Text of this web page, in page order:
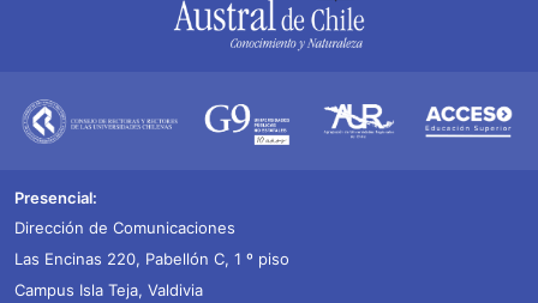
Presencial:
Dirección de Comunicaciones
Las Encinas 220, Pabellón C, 1 º piso
Campus Isla Teja, Valdivia